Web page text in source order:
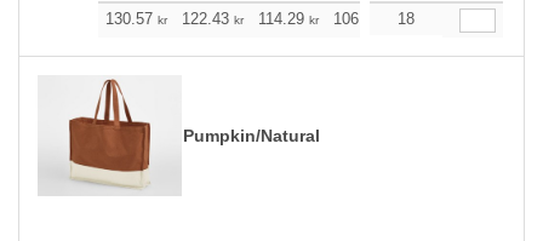
130.57 kr 122.43 kr 114.29 kr 106.15 98.01
18
Pumpkin/Natural